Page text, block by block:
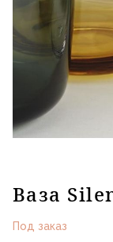
Ваза
Под заказ